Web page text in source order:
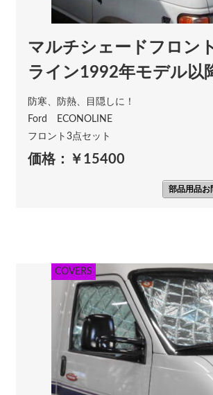
マルチシェードフロン
ライン1992年モデル以
防寒、防熱、目隠しに！
Ford ECONOLINE
フロント3点セット
価格：￥15400
部品用品お
COVERS